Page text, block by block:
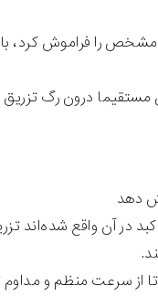
را فراموش کرد،
درون رگ
دهد
در آن واقع شده‌اند
از سرعت منظم و